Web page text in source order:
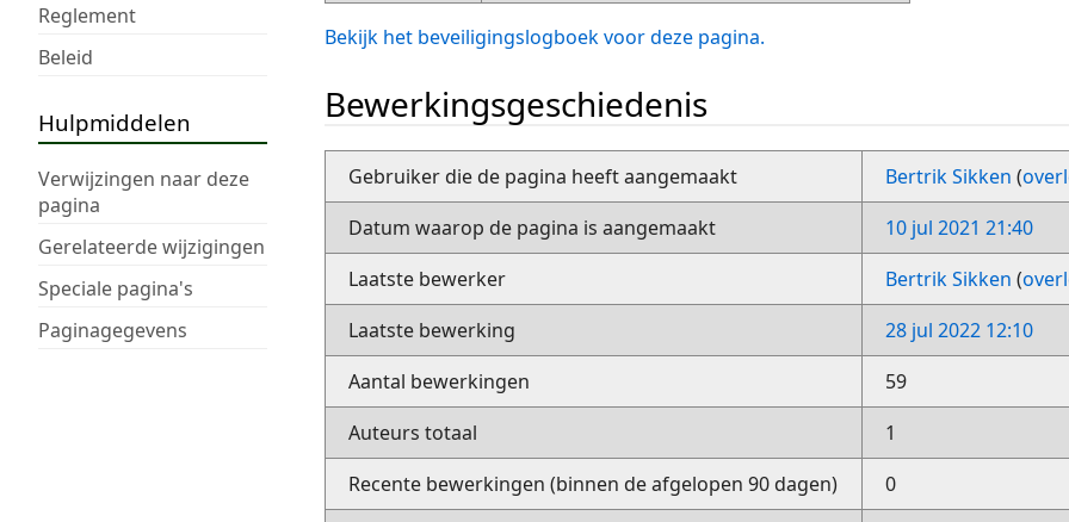
Reglement
Beleid
Hulpmiddelen
Verwijzingen naar deze
pagina
Gerelateerde wijzigingen
Speciale pagina's
Paginagegevens
Bekijk het beveiligingslogboek voor deze pagina.
Bewerkingsgeschiedenis
Gebruiker die de pagina heeft aangemaakt Bertrik Sikken (
Datum waarop de pagina is aangemaakt
10 jul 2021 21:40
Laatste bewerker
Bertrik Sikken (
Laatste bewerking
28 jul 2022 12:10
Aantal bewerkingen
59
Auteurs totaal
1
Recente bewerkingen (binnen de afgelopen 90 dagen)
0